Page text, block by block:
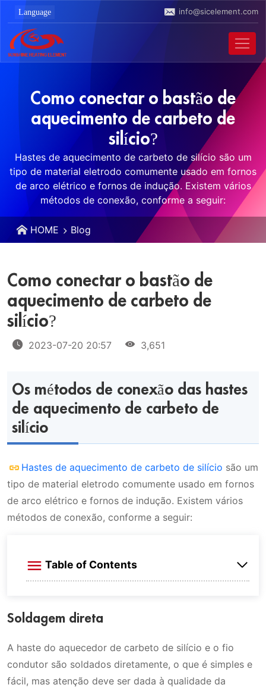
info@sicelement.com
Como conectar o bastão de
aquecimento de carbeto de
silício?
Hastes de aquecimento de carbeto de silício são um
tipo de material eletrodo comumente usado em fornos
de arco elétrico e fornos de indução. Existem vários
métodos de conexão, conforme a seguir:
HOME Blog
Como conectar o bastão de
aquecimento de carbeto de
silício?
2023-07-20 20:57 3,651
Os métodos de conexão das hastes
de aquecimento de carbeto de
silício
Hastes de aquecimento de carbeto de silício são um
tipo de material eletrodo comumente usado em fornos
de arco elétrico e fornos de indução. Existem vários
métodos de conexão, conforme a seguir:
Table of Contents
Os métodos de conexão das hastes de
aquecimento de carbeto de silício
Soldagem direta
Conexão espiral
Conexão tipo mola
Soldagem direta
A haste do aquecedor de carbeto de silício e o fio
condutor são soldados diretamente, o que é simples e
fácil, mas atenção deve ser dada à qualidade da